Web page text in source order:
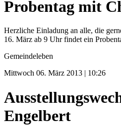
Probentag mit
Herzliche Einladung an alle, die
16. März ab 9 Uhr findet ein
Gemeindeleben
Mittwoch 06. März 2013 | 10:26
Engelbert